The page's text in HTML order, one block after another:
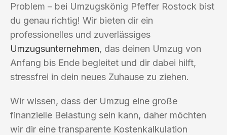
Problem – bei Umzugskönig Pfeffer Rostock bist
du genau richtig! Wir bieten dir ein
professionelles und zuverlässiges
Umzugsunternehmen, das deinen Umzug von
Anfang bis Ende begleitet und dir dabei hilft,
stressfrei in dein neues Zuhause zu ziehen.
Wir wissen, dass der Umzug eine große
finanzielle Belastung sein kann, daher möchten
wir dir eine transparente Kostenkalkulation